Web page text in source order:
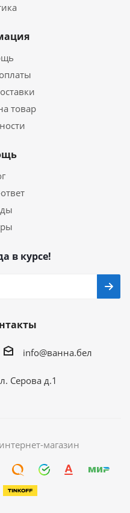
товар
в курсе!
info@ванна.бел
Серова д.1
магазин